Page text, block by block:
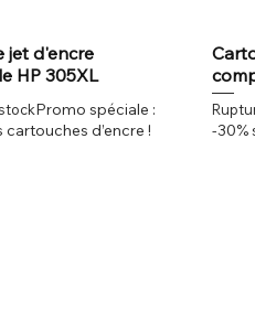
jet d'encre
HP 305XL
Promo spéciale :
cartouches d’encre !
-30%